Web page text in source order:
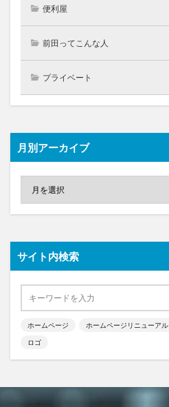
便利屋
前田ってこんな人
プライベート
月別アーカイブ
サイト内検索
ホームページ ホームページリニューアル
ロゴ